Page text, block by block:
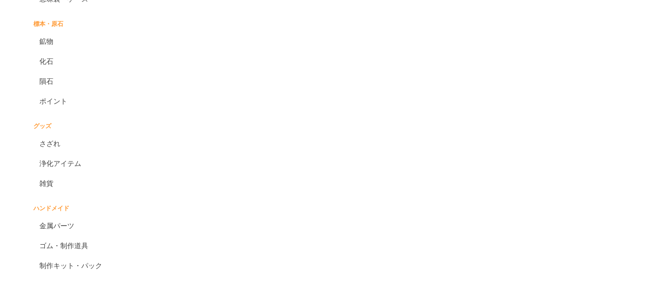
標本・原石
鉱物
化石
隕石
ポイント
グッズ
さざれ
浄化アイテム
雑貨
ハンドメイド
金属パーツ
ゴム・制作道具
制作キット・パック